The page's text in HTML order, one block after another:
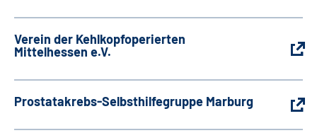
Verein der Kehlkopfoperierten
Mittelhessen e.V.
Prostatakrebs-Selbsthilfegruppe Marburg